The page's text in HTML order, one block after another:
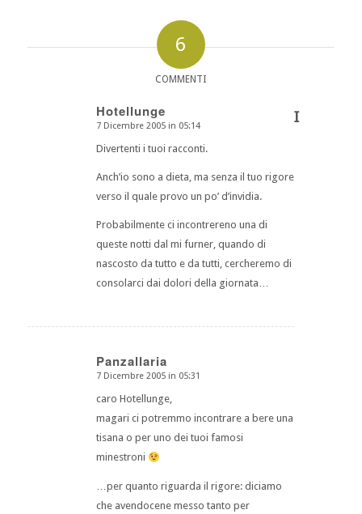
6
COMMENTI
Hotellunge
dice:
7 Dicembre 2005 in 05:14
Divertenti i tuoi racconti.
Anch’io sono a dieta, ma senza il tuo rigore
verso il quale provo un po’ d’invidia.
Probabilmente ci incontrereno una di
queste notti dal mi furner, quando di
nascosto da tutto e da tutti, cercheremo di
consolarci dai dolori della giornata…
Panzallaria
dice:
7 Dicembre 2005 in 05:31
caro Hotellunge,
magari ci potremmo incontrare a bere una
tisana o per uno dei tuoi famosi
minestroni
…per quanto riguarda il rigore: diciamo
che avendocene messo tanto per
I